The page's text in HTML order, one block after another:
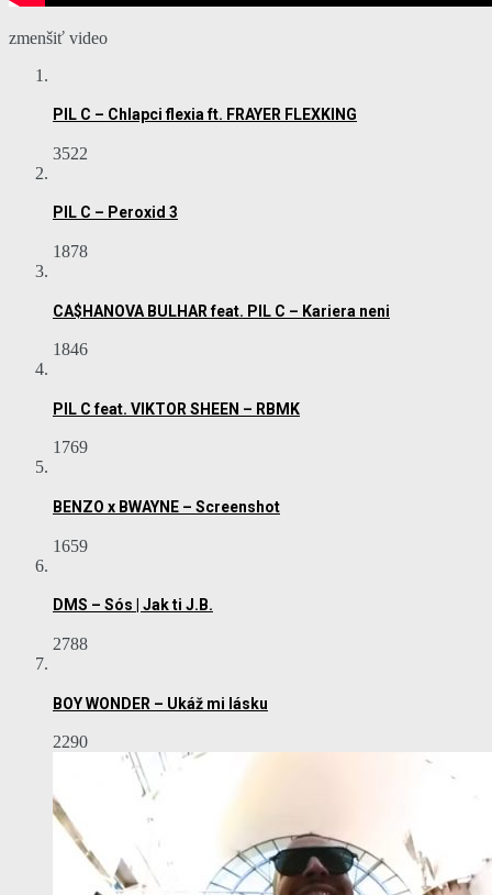
zmenšiť video
PIL C – Chlapci flexia ft. FRAYER FLEXKING
3522
PIL C – Peroxid 3
1878
CA$HANOVA BULHAR feat. PIL C – Kariera neni
1846
PIL C feat. VIKTOR SHEEN – RBMK
1769
BENZO x BWAYNE – Screenshot
1659
DMS – Sós | Jak ti J.B.
2788
BOY WONDER – Ukáž mi lásku
2290